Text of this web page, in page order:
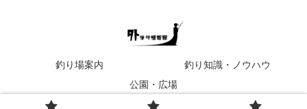
釣り場案内
釣り知識・ノウハウ
公園・広場